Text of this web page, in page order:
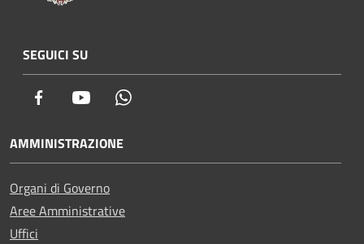
SEGUICI SU
Facebook Youtube
AMMINISTRAZIONE
Organi di Governo
Aree Amministrative
Uffici